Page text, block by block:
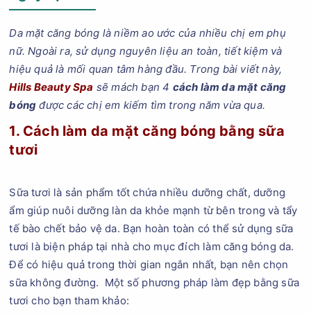
Da mặt căng bóng là niềm ao ước của nhiều chị em phụ
nữ. Ngoài ra, sử dụng nguyên liệu an toàn, tiết kiệm và
hiệu quả là mối quan tâm hàng đầu. Trong bài viết này,
Hills Beauty Spa sẽ mách bạn 4 cách làm da mặt căng
bóng được các chị em kiếm tìm trong năm vừa qua.
1. Cách làm da mặt căng bóng bằng sữa
tươi
Sữa tươi là sản phẩm tốt chứa nhiều dưỡng chất, dưỡng
ẩm giúp nuôi dưỡng làn da khỏe mạnh từ bên trong và tẩy
tế bào chết bảo vệ da. Bạn hoàn toàn có thể sử dụng sữa
tươi là biện pháp tại nhà cho mục đích làm căng bóng da.
Để có hiệu quả trong thời gian ngắn nhất, bạn nên chọn
sữa không đường. Một số phương pháp làm đẹp bằng sữa
tươi cho bạn tham khảo: